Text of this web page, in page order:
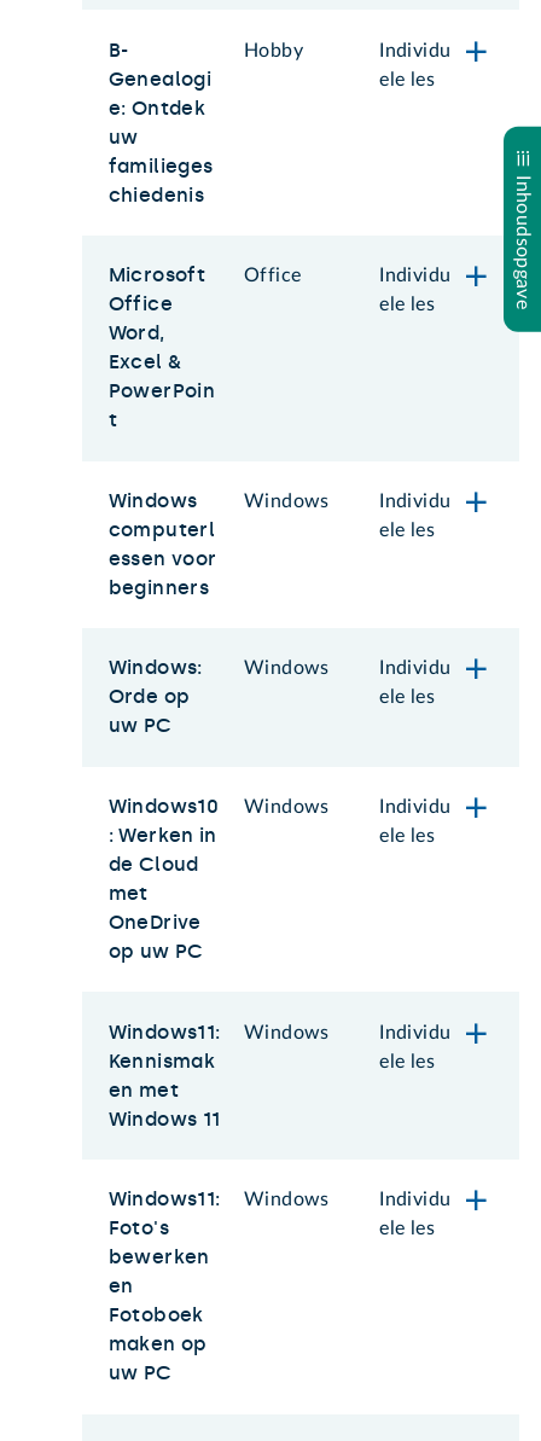
Inhoudsopgave
B-
Genealogi
e: Ontdek
uw
familieges
chiedenis
Hobby
Individu
ele les
Microsoft
Office
Word,
Excel &
PowerPoin
t
Office
Individu
ele les
Windows
computerl
essen voor
beginners
Windows
Individu
ele les
Windows:
Orde op
uw PC
Windows
Individu
ele les
Windows10
: Werken in
de Cloud
met
OneDrive
op uw PC
Windows
Individu
ele les
Windows11:
Kennismak
en met
Windows 11
Windows
Individu
ele les
Windows11:
Foto's
bewerken
en
Fotoboek
maken op
uw PC
Windows
Individu
ele les